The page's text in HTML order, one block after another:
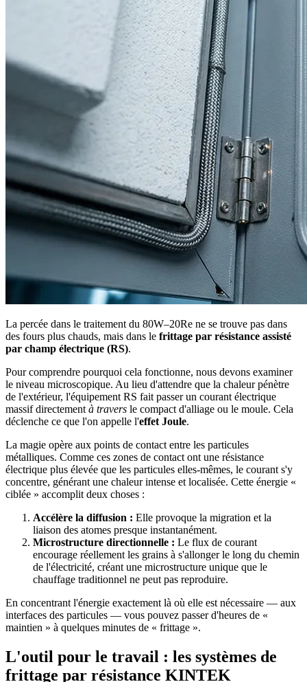
La percée dans le traitement du 80W–20Re ne se trouve pas dans
des fours plus chauds, mais dans le frittage par résistance assisté
par champ électrique (RS).
Pour comprendre pourquoi cela fonctionne, nous devons examiner
le niveau microscopique. Au lieu d'attendre que la chaleur pénètre
de l'extérieur, l'équipement RS fait passer un courant électrique
massif directement à travers le compact d'alliage ou le moule. Cela
déclenche ce que l'on appelle l'effet Joule.
La magie opère aux points de contact entre les particules
métalliques. Comme ces zones de contact ont une résistance
électrique plus élevée que les particules elles-mêmes, le courant s'y
concentre, générant une chaleur intense et localisée. Cette énergie «
ciblée » accomplit deux choses :
Accélère la diffusion : Elle provoque la migration et la
liaison des atomes presque instantanément.
Microstructure directionnelle : Le flux de courant
encourage réellement les grains à s'allonger le long du chemin
de l'électricité, créant une microstructure unique que le
chauffage traditionnel ne peut pas reproduire.
En concentrant l'énergie exactement là où elle est nécessaire — aux
interfaces des particules — vous pouvez passer d'heures de «
maintien » à quelques minutes de « frittage ».
L'outil pour le travail : les systèmes de
frittage par résistance KINTEK